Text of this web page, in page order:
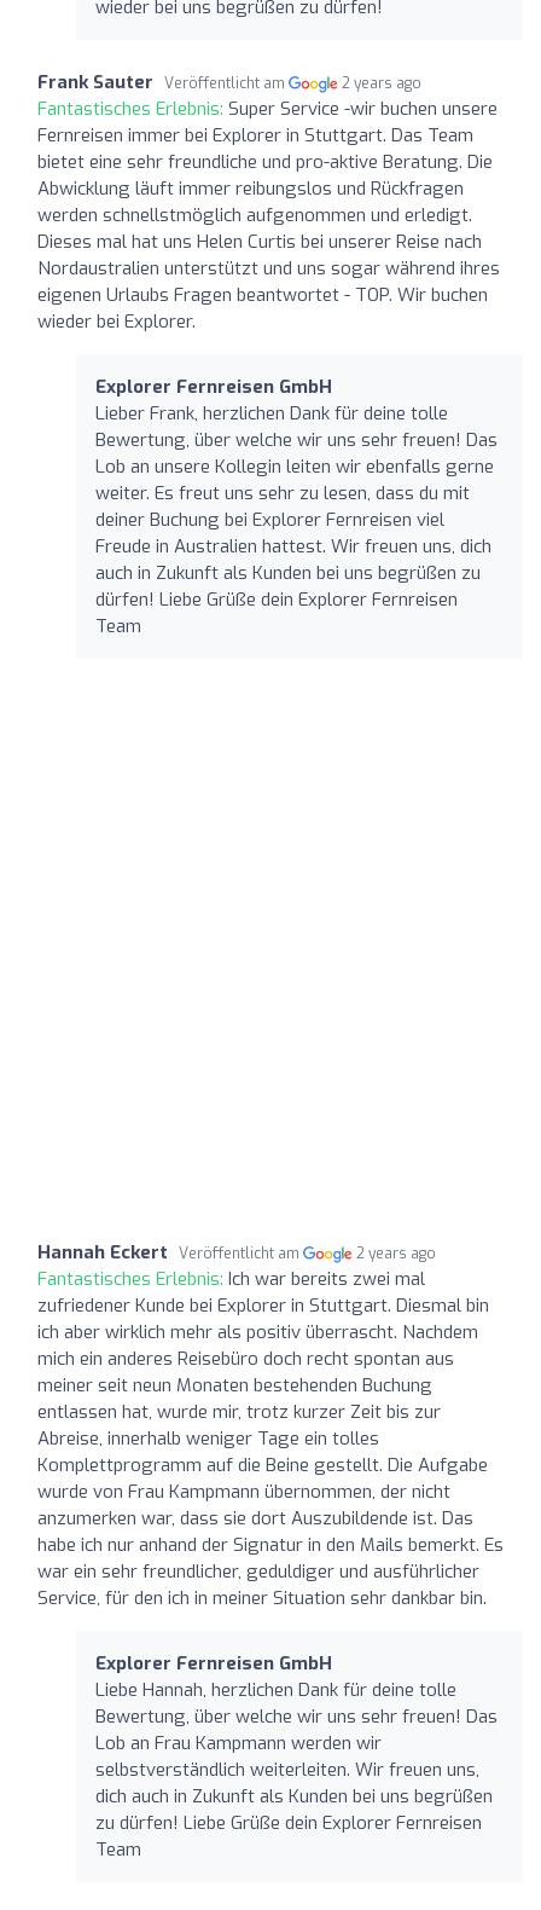
wieder bei uns begrüßen zu dürfen!
Frank Sauter Veröffentlicht am 2 years ago
Fantastisches Erlebnis: Super Service -wir buchen unsere
Fernreisen immer bei Explorer in Stuttgart. Das Team
bietet eine sehr freundliche und pro-aktive Beratung. Die
Abwicklung läuft immer reibungslos und Rückfragen
werden schnellstmöglich aufgenommen und erledigt.
Dieses mal hat uns Helen Curtis bei unserer Reise nach
Nordaustralien unterstützt und uns sogar während ihres
eigenen Urlaubs Fragen beantwortet - TOP. Wir buchen
wieder bei Explorer.
Explorer Fernreisen GmbH
Lieber Frank, herzlichen Dank für deine tolle
Bewertung, über welche wir uns sehr freuen! Das
Lob an unsere Kollegin leiten wir ebenfalls gerne
weiter. Es freut uns sehr zu lesen, dass du mit
deiner Buchung bei Explorer Fernreisen viel
Freude in Australien hattest. Wir freuen uns, dich
auch in Zukunft als Kunden bei uns begrüßen zu
dürfen! Liebe Grüße dein Explorer Fernreisen
Team
Hannah Eckert Veröffentlicht am 2 years ago
Fantastisches Erlebnis: Ich war bereits zwei mal
zufriedener Kunde bei Explorer in Stuttgart. Diesmal bin
ich aber wirklich mehr als positiv überrascht. Nachdem
mich ein anderes Reisebüro doch recht spontan aus
meiner seit neun Monaten bestehenden Buchung
entlassen hat, wurde mir, trotz kurzer Zeit bis zur
Abreise, innerhalb weniger Tage ein tolles
Komplettprogramm auf die Beine gestellt. Die Aufgabe
wurde von Frau Kampmann übernommen, der nicht
anzumerken war, dass sie dort Auszubildende ist. Das
habe ich nur anhand der Signatur in den Mails bemerkt. Es
war ein sehr freundlicher, geduldiger und ausführlicher
Service, für den ich in meiner Situation sehr dankbar bin.
Explorer Fernreisen GmbH
Liebe Hannah, herzlichen Dank für deine tolle
Bewertung, über welche wir uns sehr freuen! Das
Lob an Frau Kampmann werden wir
selbstverständlich weiterleiten. Wir freuen uns,
dich auch in Zukunft als Kunden bei uns begrüßen
zu dürfen! Liebe Grüße dein Explorer Fernreisen
Team